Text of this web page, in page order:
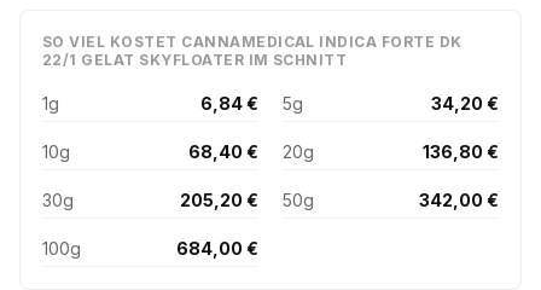
SO VIEL KOSTET CANNAMEDICAL INDICA FORTE DK
22/1 GELAT SKYFLOATER IM SCHNITT
1g 6,84 € 5g 34,20 €
10g 68,40 € 20g 136,80 €
30g 205,20 € 50g 342,00 €
100g 684,00 €